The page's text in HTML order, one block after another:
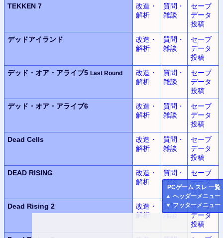
PCゲーム スレ 一覧
▲ ヘッダーメニュー
▼ フッターメニュー
TEKKEN 7
改造・
解析
質問・
雑談
セーブ
データ
投稿
デッドアイランド
改造・
解析
質問・
雑談
セーブ
データ
投稿
デッド・オア・アライブ5 Last Round
改造・
解析
質問・
雑談
セーブ
データ
投稿
デッド・オア・アライブ6
改造・
解析
質問・
雑談
セーブ
データ
投稿
Dead Cells
改造・
解析
質問・
雑談
セーブ
データ
投稿
DEAD RISING
改造・
解析
質問・
雑談
セーブ
データ
投稿
Dead Rising 2
改造・
解析
質問・
雑談
セーブ
データ
投稿